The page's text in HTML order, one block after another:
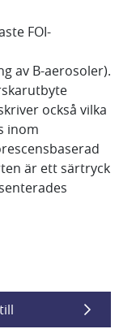
FOI-
av B-aerosoler).
också vilka
inom
är ett särtryck